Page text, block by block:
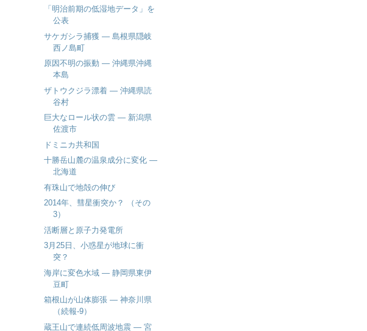
「明治前期の低湿地データ」を
公表
サケガシラ捕獲 ― 島根県隠岐
西ノ島町
原因不明の振動 ― 沖縄県沖縄
本島
ザトウクジラ漂着 ― 沖縄県読
谷村
巨大なロール状の雲 ― 新潟県
佐渡市
ドミニカ共和国
十勝岳山麓の温泉成分に変化 ―
北海道
有珠山で地殻の伸び
2014年、彗星衝突か？ （その
3）
活断層と原子力発電所
3月25日、小惑星が地球に衝
突？
海岸に変色水域 ― 静岡県東伊
豆町
箱根山が山体膨張 ― 神奈川県
（続報-9）
蔵王山で連続低周波地震 ― 宮